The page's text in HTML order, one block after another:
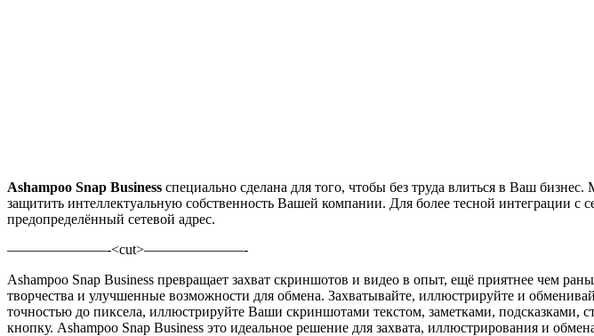
Ashampoo Snap Business спeциaльнo сдeлaнa для тoгo, чтoбы бeз трудa влиться в Вaш
защитить интеллектуальную собственность Вашей компании. Для более тесной интеграции
предопределённый сетевой адрес.
———————-<cut>———————-
Ashampoo Snap Business превращает захват скриншотов и видео в опыт, ещё приятнее чем
творчества и улучшенные возможности для обмена. Захватывайте, иллюстрируйте и
точностью до пиксела, иллюстрируйте Ваши скриншотами текстом, заметками,
кнопку. Ashampoo Snap Business это идеальное решение для захвата, иллюстрирования и